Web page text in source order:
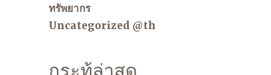
ทรัพยากร
Uncategorized @th